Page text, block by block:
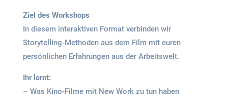
Ziel des Workshops
In diesem interaktiven Format verbinden wir
Storytelling-Methoden aus dem Film mit euren
persönlichen Erfahrungen aus der Arbeitswelt.
Ihr lernt:
– Was Kino-Filme mit New Work zu tun haben